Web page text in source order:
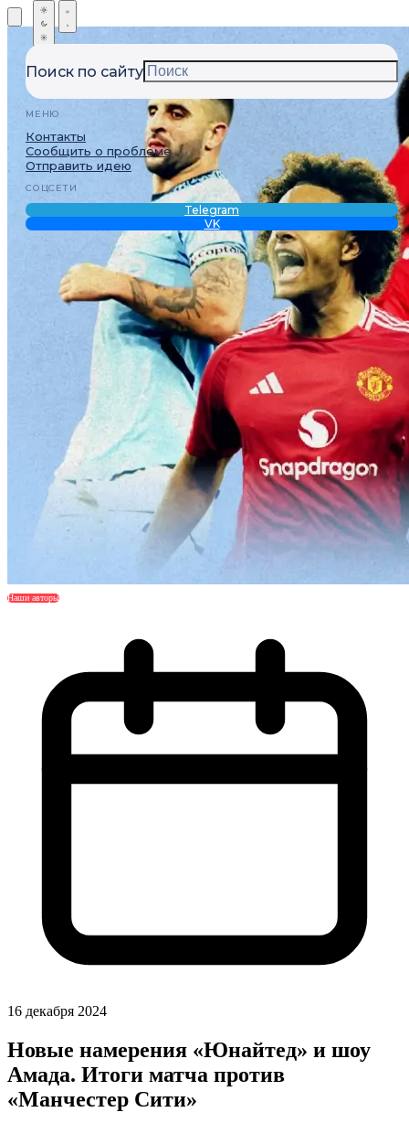
Поиск по сайту
МЕНЮ
Контакты
Сообщить о проблеме
Отправить идею
СОЦСЕТИ
Telegram
VK
Наши авторы
16 декабря 2024
Новые намерения «Юнайтед» и шоу
Амада. Итоги матча против
«Манчестер Сити»